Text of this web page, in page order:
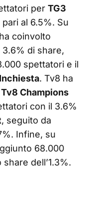
per TG3
al 6.5%. Su
ha coinvolto
di share,
spettatori e il
. Tv8 ha
Tv8 Champions
con il 3.6%
, seguito da
Infine, su
68.000
dell’1.3%.